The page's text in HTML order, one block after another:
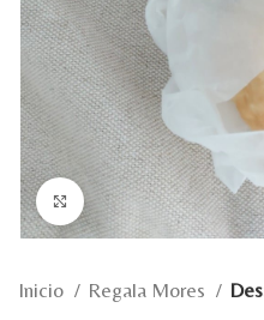
Ampliar foto
Inicio Regala Mores